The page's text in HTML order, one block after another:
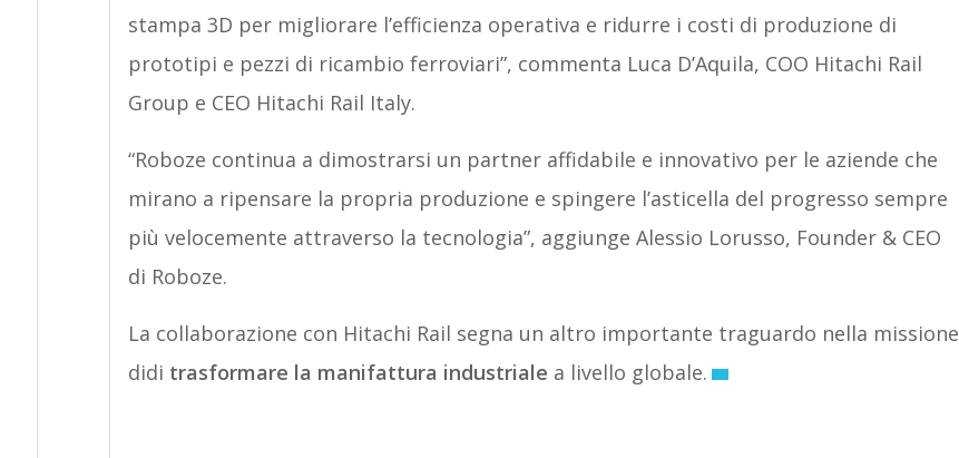
stampa 3D per migliorare l’efficienza operativa e ridurre i costi di produzione di
prototipi e pezzi di ricambio ferroviari”, commenta Luca D’Aquila, COO Hitachi Rail
Group e CEO Hitachi Rail Italy.
“Roboze continua a dimostrarsi un partner affidabile e innovativo per le aziende che
mirano a ripensare la propria produzione e spingere l’asticella del progresso sempre
più velocemente attraverso la tecnologia”, aggiunge Alessio Lorusso, Founder & CEO
di Roboze.
La collaborazione con Hitachi Rail segna un altro importante traguardo nella missione
didi trasformare la manifattura industriale a livello globale.